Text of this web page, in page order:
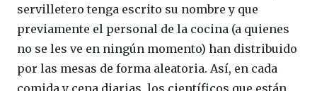
servilletero tenga escrito su nombre y que
previamente el personal de la cocina (a quienes
no se les ve en ningún momento) han distribuido
por las mesas de forma aleatoria. Así, en cada
comida y cena diarias, los científicos que están